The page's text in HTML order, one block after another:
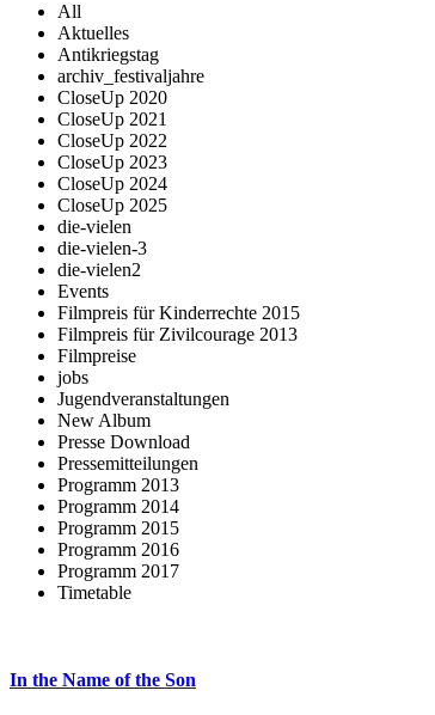
All
Aktuelles
Antikriegstag
archiv_festivaljahre
CloseUp 2020
CloseUp 2021
CloseUp 2022
CloseUp 2023
CloseUp 2024
CloseUp 2025
die-vielen
die-vielen-3
die-vielen2
Events
Filmpreis für Kinderrechte 2015
Filmpreis für Zivilcourage 2013
Filmpreise
jobs
Jugendveranstaltungen
New Album
Presse Download
Pressemitteilungen
Programm 2013
Programm 2014
Programm 2015
Programm 2016
Programm 2017
Timetable
In the Name of the Son